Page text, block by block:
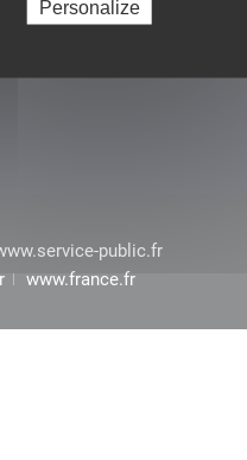
Personalize
public.fr
www.france.fr